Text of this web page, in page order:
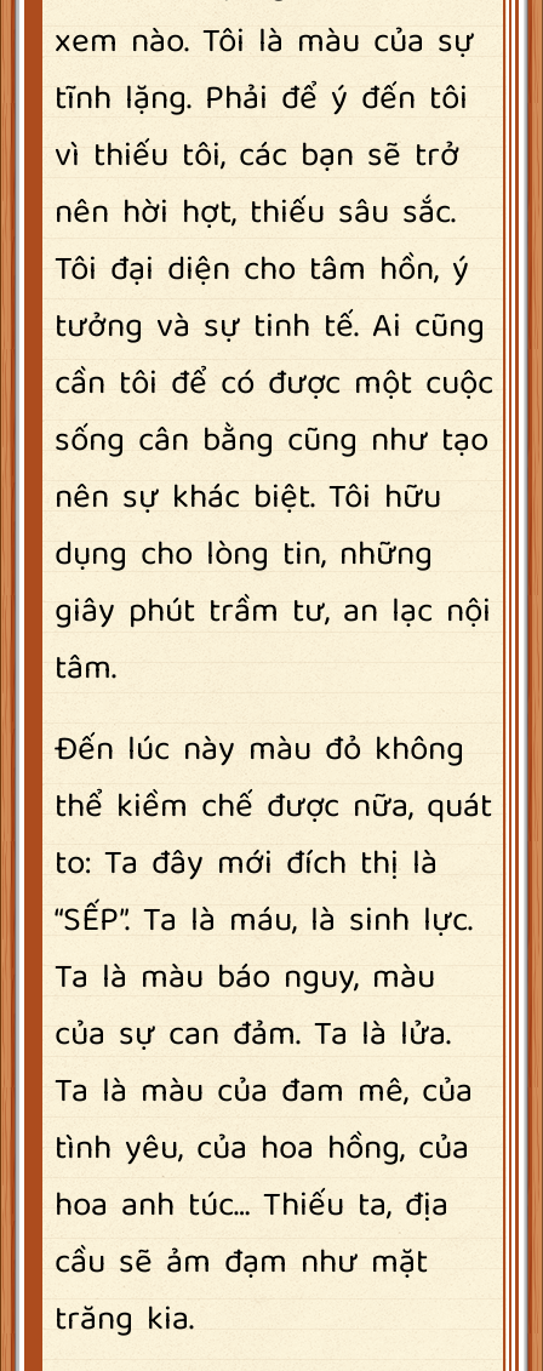
xem nào. Tôi là màu của sự
tĩnh lặng. Phải để ý đến tôi
vì thiếu tôi, các bạn sẽ trở
nên hời hợt, thiếu sâu sắc.
Tôi đại diện cho tâm hồn, ý
tưởng và sự tinh tế. Ai cũng
cần tôi để có được một cuộc
sống cân bằng cũng như tạo
nên sự khác biệt. Tôi hữu
dụng cho lòng tin, những
giây phút trầm tư, an lạc nội
tâm.
Đến lúc này màu đỏ không
thể kiềm chế được nữa, quát
to: Ta đây mới đích thị là
“SẾP”. Ta là máu, là sinh lực.
Ta là màu báo nguy, màu
của sự can đảm. Ta là lửa.
Ta là màu của đam mê, của
tình yêu, của hoa hồng, của
hoa anh túc… Thiếu ta, địa
cầu sẽ ảm đạm như mặt
trăng kia.